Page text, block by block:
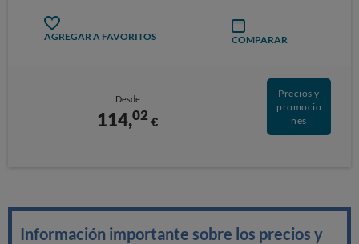
AGREGAR A FAVORITOS COMPARAR
Desde
114,02 €
Precios y
promocio
nes
Información importante sobre los precios y